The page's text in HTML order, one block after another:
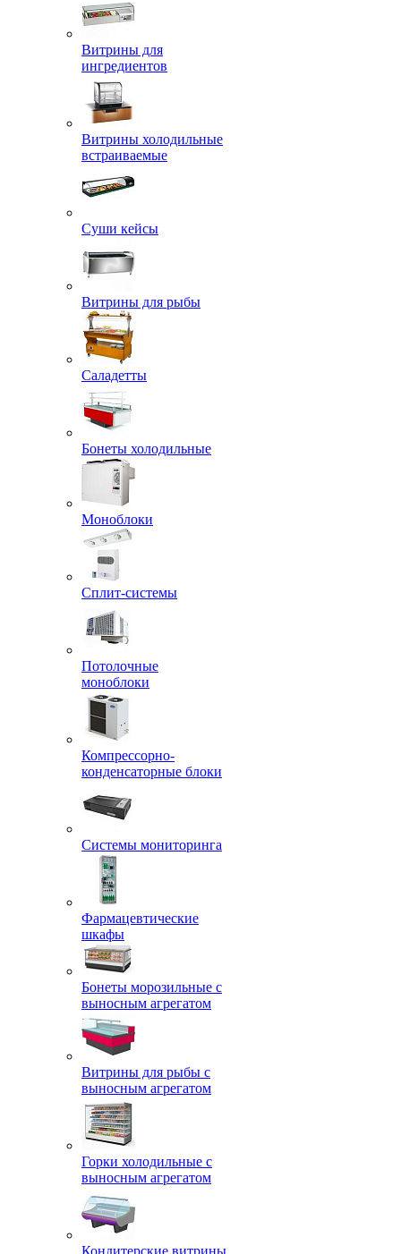
Витрины для
ингредиентов
Витрины холодильные
встраиваемые
Суши кейсы
Витрины для рыбы
Саладетты
Бонеты холодильные
Моноблоки
Сплит-системы
Потолочные
моноблоки
Компрессорно-
конденсаторные блоки
Системы мониторинга
Фармацевтические
шкафы
Бонеты морозильные с
выносным агрегатом
Витрины для рыбы с
выносным агрегатом
Горки холодильные с
выносным агрегатом
Кондитерские витрины